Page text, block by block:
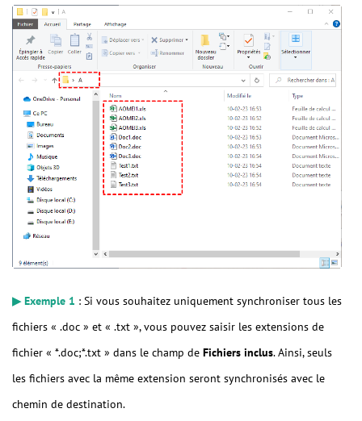
▶ Exemple 1 : Si vous souhaitez uniquement synchroniser tous les
fichiers « .doc » et « .txt », vous pouvez saisir les extensions de
fichier « *.doc;*.txt » dans le champ de Fichiers inclus. Ainsi, seuls
les fichiers avec la même extension seront synchronisés avec le
chemin de destination.